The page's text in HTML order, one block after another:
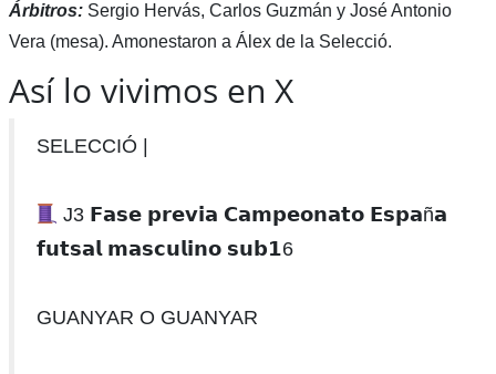
Árbitros:Sergio Hervás, Carlos Guzmán y José Antonio
Vera (mesa). Amonestaron a Álex de la Selecció.
Así lo vivimos en X
SELECCIÓ |
J3 𝗙𝗮𝘀𝗲 𝗽𝗿𝗲𝘃𝗶𝗮 𝗖𝗮𝗺𝗽𝗲𝗼𝗻𝗮𝘁𝗼 𝗘𝘀𝗽𝗮ñ𝗮
𝗳𝘂𝘁𝘀𝗮𝗹 𝗺𝗮𝘀𝗰𝘂𝗹𝗶𝗻𝗼 𝘀𝘂𝗯𝟭6
GUANYAR O GUANYAR